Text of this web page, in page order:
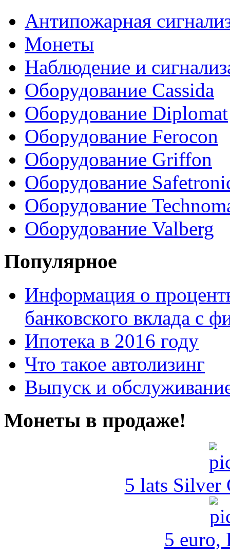
Антипожарная
Монеты
Наблюдение и
Оборудование Cassida
Оборудование Diplomat
Оборудование Ferocon
Оборудование Griffon
Оборудование
Оборудование
Оборудование Valberg
Популярное
Информация о
банковского вклада с
Ипотека в 2016 году
Что такое автолизинг
Выпуск и
Монеты в продаже!
5 lats Silver
5 euro,